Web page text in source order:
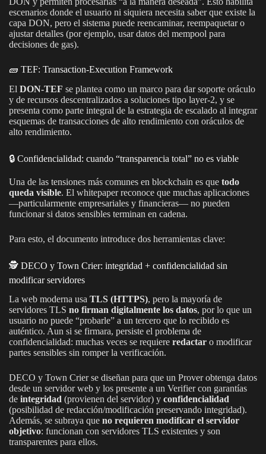
escenarios donde el usuario ni siquiera necesita saber que existe la
capa DON, pero el sistema puede reencaminar, reempaquetar o
ajustar detalles (por ejemplo, usar datos del mempool para
decisiones de gas).
🧱 TEF: Transaction-Execution Framework
El DON-TEF se plantea como un marco para dar soporte oráculo
y de recursos descentralizados a soluciones tipo layer-2, y se
presenta como parte integral de la estrategia de escalado al integrar
esquemas de transacciones de alto rendimiento con oráculos de
alto rendimiento.
🔒 Confidencialidad: cuando “transparencia total” no es viable
Una de las tensiones más comunes en blockchain es que todo
queda visible. El whitepaper reconoce que muchas aplicaciones
—particularmente empresariales y financieras— no pueden
funcionar si datos sensibles terminan en cadena.
Para esto, el documento introduce dos herramientas clave:
🕵️ DECO y Town Crier: integridad + confidencialidad sin
modificar servidores
La web moderna usa TLS (HTTPS), pero la mayoría de
servidores TLS no firman digitalmente los datos, por lo que un
usuario no puede “probarle” a un tercero que lo recibido es
auténtico. Aun si se firmara, persiste el problema de
confidencialidad: muchas veces se requiere redactar o modificar
partes sensibles sin romper la verificación.
DECO y Town Crier se diseñan para que un Prover obtenga datos
desde un servidor web y los presente a un Verifier con garantías
de integridad (provienen del servidor) y confidencialidad
(posibilidad de redacción/modificación preservando integridad).
Además, se subraya que no requieren modificar el servidor
objetivo: funcionan con servidores TLS existentes y son
transparentes para ellos.